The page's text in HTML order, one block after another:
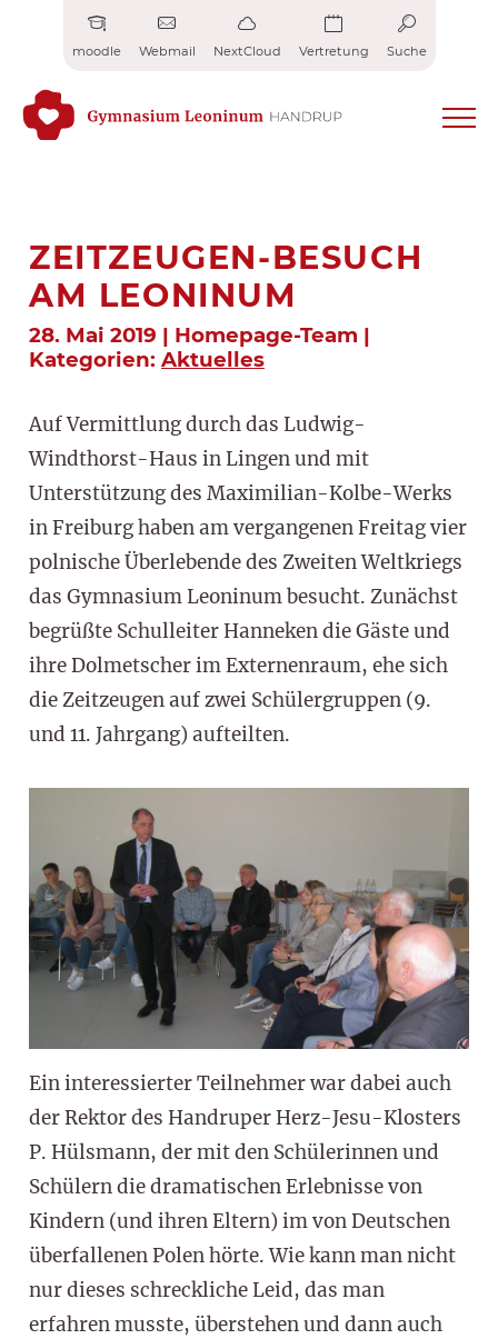
moodle Webmail NextCloud Vertretung Suche
ZEITZEUGEN-BESUCH
AM LEONINUM
28. Mai 2019 | Homepage-Team |
Kategorien: Aktuelles
Auf Vermittlung durch das Ludwig-
Windthorst-Haus in Lingen und mit
Unterstützung des Maximilian-Kolbe-Werks
in Freiburg haben am vergangenen Freitag vier
polnische Überlebende des Zweiten Weltkriegs
das Gymnasium Leoninum besucht. Zunächst
begrüßte Schulleiter Hanneken die Gäste und
ihre Dolmetscher im Externenraum, ehe sich
die Zeitzeugen auf zwei Schülergruppen (9.
und 11. Jahrgang) aufteilten.
Ein interessierter Teilnehmer war dabei auch
der Rektor des Handruper Herz-Jesu-Klosters
P. Hülsmann, der mit den Schülerinnen und
Schülern die dramatischen Erlebnisse von
Kindern (und ihren Eltern) im von Deutschen
überfallenen Polen hörte. Wie kann man nicht
nur dieses schreckliche Leid, das man
erfahren musste, überstehen und dann auch